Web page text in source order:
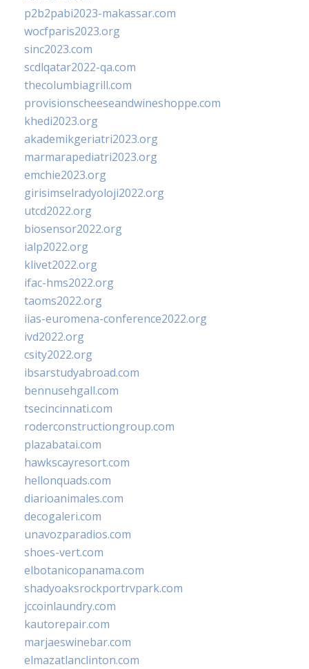
p2b2pabi2023-makassar.com
wocfparis2023.org
sinc2023.com
scdlqatar2022-qa.com
thecolumbiagrill.com
provisionscheeseandwineshoppe.com
khedi2023.org
akademikgeriatri2023.org
marmarapediatri2023.org
emchie2023.org
girisimselradyoloji2022.org
utcd2022.org
biosensor2022.org
ialp2022.org
klivet2022.org
ifac-hms2022.org
taoms2022.org
iias-euromena-conference2022.org
ivd2022.org
csity2022.org
ibsarstudyabroad.com
bennusehgall.com
tsecincinnati.com
roderconstructiongroup.com
plazabatai.com
hawkscayresort.com
hellonquads.com
diarioanimales.com
decogaleri.com
unavozparadios.com
shoes-vert.com
elbotanicopanama.com
shadyoaksrockportrvpark.com
jccoinlaundry.com
kautorepair.com
marjaeswinebar.com
elmazatlanclinton.com